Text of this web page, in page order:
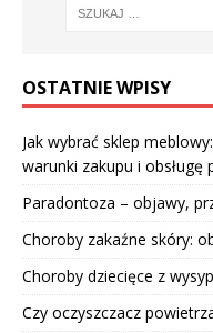
OSTATNIE WPISY
Jak wybrać sklep
warunki zakupu i obsługę
Paradontoza – objawy,
Choroby zakaźne skóry:
Choroby dziecięce z
Czy oczyszczacz